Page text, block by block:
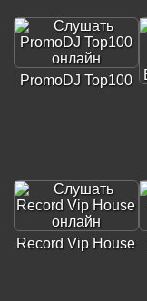
PromoDJ Top100
Record Vip House